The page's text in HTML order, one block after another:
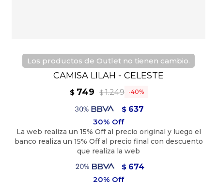
Los productos de Outlet no tienen cambio.
CAMISA LILAH - CELESTE
$ 749 $1.249 40
$ 637
$ 674